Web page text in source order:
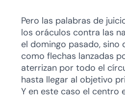
Pero las palabras de
los oráculos contra las
el domingo pasado, sino
como flechas lanzadas
aterrizan por todo el
hasta llegar al objetivo
Y en este caso el centro